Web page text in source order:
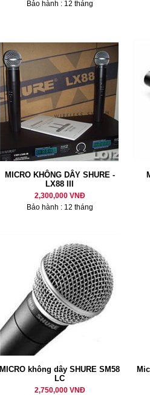
Bảo hành : 12 tháng
MICRO KHÔNG DÂY SHURE -
LX88 III
2,300,000 VNĐ
Bảo hành : 12 tháng
MICRO không dây SHURE SM58
LC
2,750,000 VNĐ